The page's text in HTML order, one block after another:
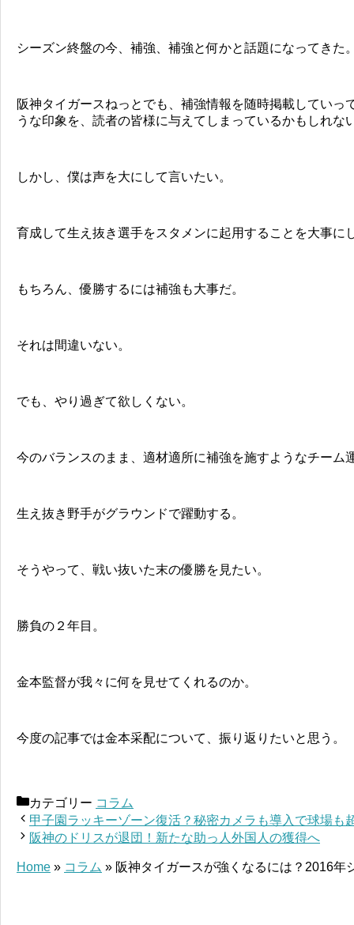
シーズン終盤の今、補強、補強と何かと話題になってきた
阪神タイガースねっとでも、補強情報を随時掲載していっ
うな印象を、読者の皆様に与えてしまっているかもしれな
しかし、僕は声を大にして言いたい。
育成して生え抜き選手をスタメンに起用することを大事に
もちろん、優勝するには補強も大事だ。
それは間違いない。
でも、やり過ぎて欲しくない。
今のバランスのまま、適材適所に補強を施すようなチーム
生え抜き野手がグラウンドで躍動する。
そうやって、戦い抜いた末の優勝を見たい。
勝負の２年目。
金本監督が我々に何を見せてくれるのか。
今度の記事では金本采配について、振り返りたいと思う。
カテゴリー コラム
甲子園ラッキーゾーン復活？秘密カメラも導入で球場も
阪神のドリスが退団！新たな助っ人外国人の獲得へ
Home » コラム » 阪神タイガースが強くなるには？2016年